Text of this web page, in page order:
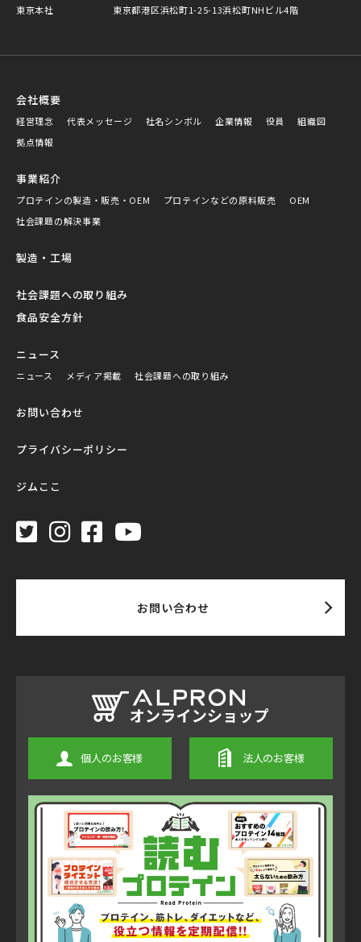
東京本社
東京都港区浜松町1-25-13浜松町NHビル4階
会社概要
経営理念 代表メッセージ 社名シンボル 企業情報 役員
組織図
拠点情報
事業紹介
プロテインの製造・販売・OEM プロテインなどの原料販売
OEM
社会課題の解決事業
製造・工場
社会課題への取り組み
食品安全方針
ニュース
ニュース メディア掲載 社会課題への取り組み
お問い合わせ
プライバシーポリシー
ジムここ
お問い合わせ
個人のお客様 法人のお客様